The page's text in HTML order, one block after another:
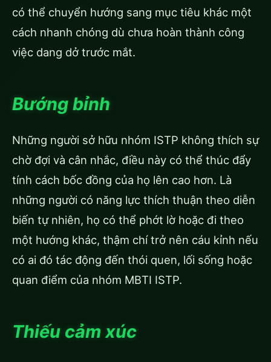
có thể chuyển hướng sang mục tiêu khác một
cách nhanh chóng dù chưa hoàn thành công
việc dang dở trước mắt.
Bướng bỉnh
Những người sở hữu nhóm ISTP không thích sự
chờ đợi và cân nhắc, điều này có thể thúc đẩy
tính cách bốc đồng của họ lên cao hơn. Là
những người có năng lực thích thuận theo diễn
biến tự nhiên, họ có thể phớt lờ hoặc đi theo
một hướng khác, thậm chí trở nên cáu kỉnh nếu
có ai đó tác động đến thói quen, lối sống hoặc
quan điểm của nhóm MBTI ISTP.
Thiếu cảm xúc